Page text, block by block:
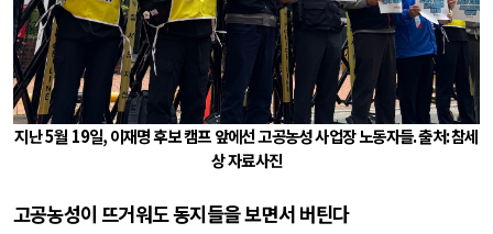
지난5월 19일,이재명 후보 캠프 앞에선 고공농성 사업장 노동자들.출처:참세
상 자료사진
고공농성이 뜨거워도 동지들을 보면서 버틴다